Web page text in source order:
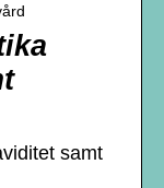
samt